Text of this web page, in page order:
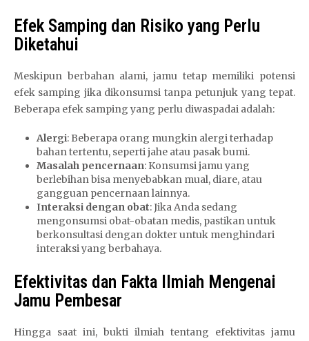
Efek Samping dan Risiko yang Perlu
Diketahui
Meskipun berbahan alami, jamu tetap memiliki potensi
efek samping jika dikonsumsi tanpa petunjuk yang tepat.
Beberapa efek samping yang perlu diwaspadai adalah:
Alergi: Beberapa orang mungkin alergi terhadap
bahan tertentu, seperti jahe atau pasak bumi.
Masalah pencernaan: Konsumsi jamu yang
berlebihan bisa menyebabkan mual, diare, atau
gangguan pencernaan lainnya.
Interaksi dengan obat: Jika Anda sedang
mengonsumsi obat-obatan medis, pastikan untuk
berkonsultasi dengan dokter untuk menghindari
interaksi yang berbahaya.
Efektivitas dan Fakta Ilmiah Mengenai
Jamu Pembesar
Hingga saat ini, bukti ilmiah tentang efektivitas jamu